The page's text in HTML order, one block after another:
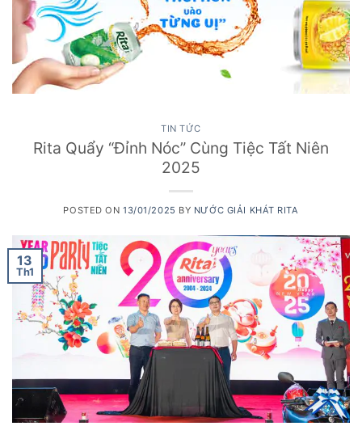
TIN TỨC
Rita Quẩy “Đỉnh Nóc” Cùng Tiệc Tất Niên
2025
POSTED ON13/01/2025 BY NƯỚC GIẢI KHÁT RITA
13
Th1